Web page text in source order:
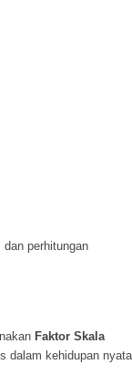
dan perhitungan
Faktor Skala
dalam kehidupan